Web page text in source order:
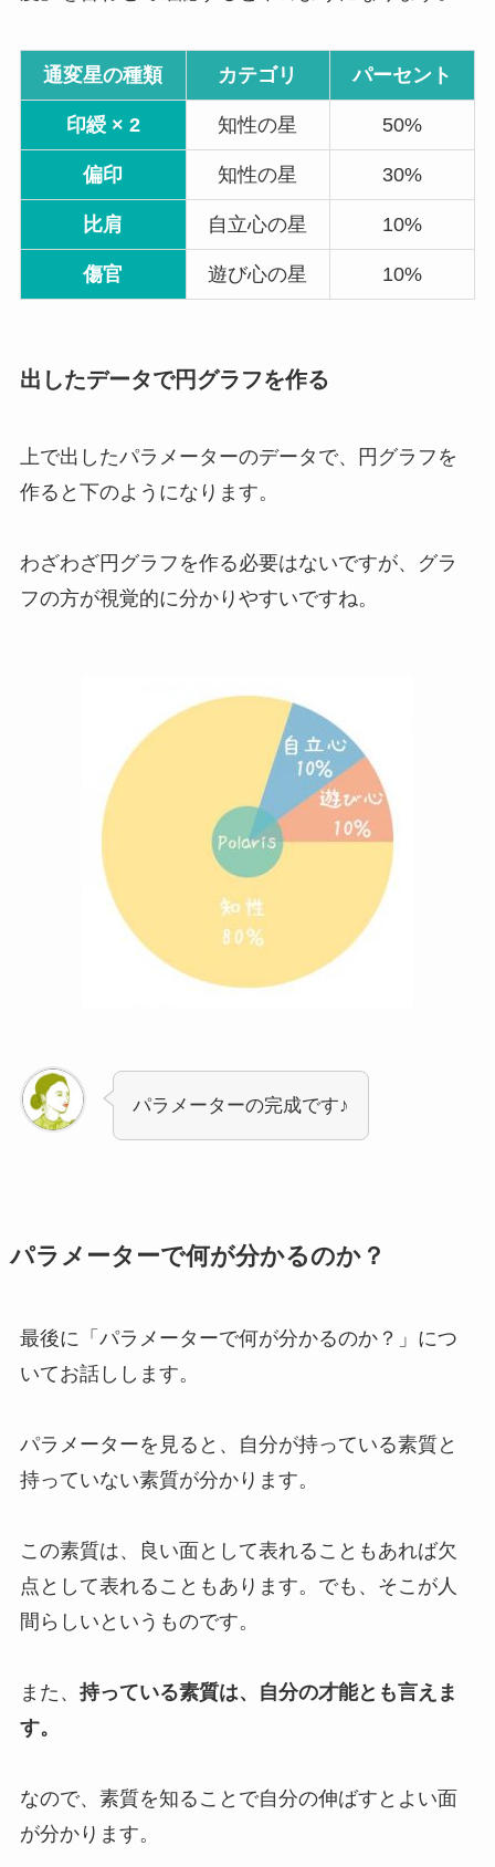
通変星の種類 カテゴリ パーセント
印綬 × 2 知性の星 50%
偏印 知性の星 30%
比肩 自立心の星 10%
傷官 遊び心の星 10%
出したデータで円グラフを作る
上で出したパラメーターのデータで、円グラフを
作ると下のようになります。
わざわざ円グラフを作る必要はないですが、グラ
フの方が視覚的に分かりやすいですね。
パラメーターの完成です♪
パラメーターで何が分かるのか？
最後に「パラメーターで何が分かるのか？」につ
いてお話しします。
パラメーターを見ると、自分が持っている素質と
持っていない素質が分かります。
この素質は、良い面として表れることもあれば欠
点として表れることもあります。でも、そこが人
間らしいというものです。
また、 持っている素質は、自分の才能とも言えま
す。
なので、素質を知ることで自分の伸ばすとよい面
が分かります。